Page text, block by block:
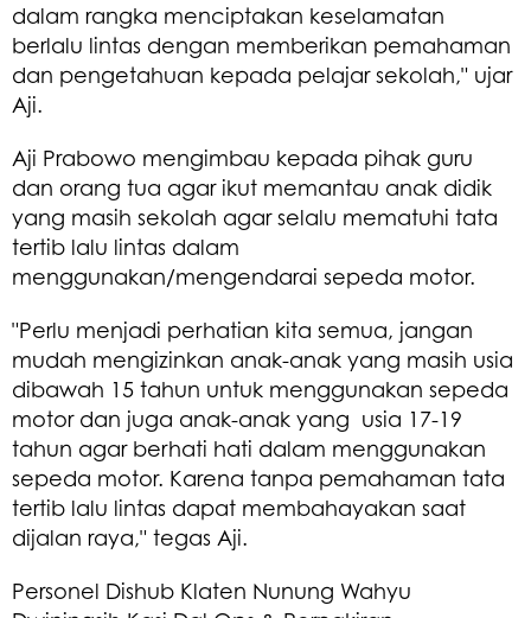
dalam rangka menciptakan keselamatan
berlalu lintas dengan memberikan pemahaman
dan pengetahuan kepada pelajar sekolah," ujar
Aji.
Aji Prabowo mengimbau kepada pihak guru
dan orang tua agar ikut memantau anak didik
yang masih sekolah agar selalu mematuhi tata
tertib lalu lintas dalam
menggunakan/mengendarai sepeda motor.
"Perlu menjadi perhatian kita semua, jangan
mudah mengizinkan anak-anak yang masih usia
dibawah 15 tahun untuk menggunakan sepeda
motor dan juga anak-anak yang usia 17-19
tahun agar berhati hati dalam menggunakan
sepeda motor. Karena tanpa pemahaman tata
tertib lalu lintas dapat membahayakan saat
dijalan raya," tegas Aji.
Personel Dishub Klaten Nunung Wahyu